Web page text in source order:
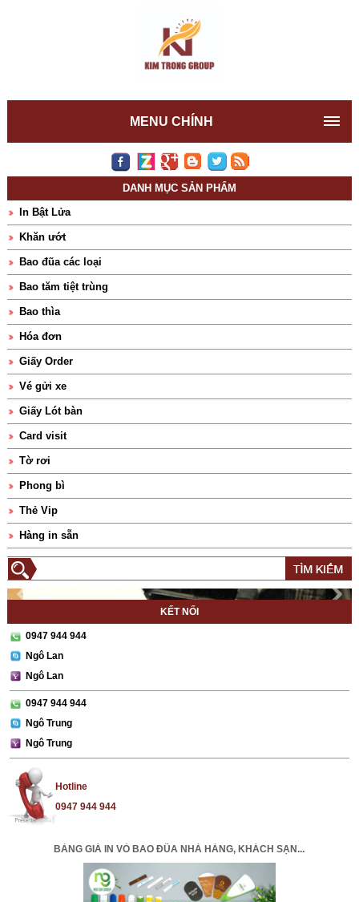
MENU CHÍNH
DANH MỤC SẢN PHẨM
In Bật Lửa
Khăn ướt
Bao đũa các loại
Bao tăm tiệt trùng
Bao thìa
Hóa đơn
Giấy Order
Vé gửi xe
Giấy Lót bàn
Card visit
Tờ rơi
Phong bì
Thẻ Vip
Hàng in sẵn
KẾT NỐI
0947 944 944
Ngô Lan
Ngô Lan
0947 944 944
Ngô Trung
Ngô Trung
Hotline
0947 944 944
BẢNG GIÁ IN VỎ BAO ĐŨA NHÀ HÀNG, KHÁCH SẠN...